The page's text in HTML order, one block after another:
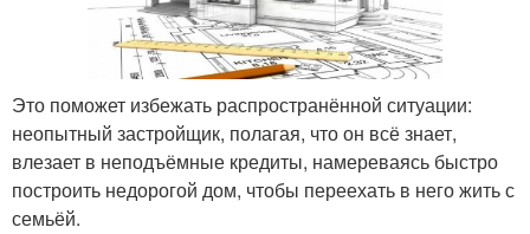
Это поможет избежать распространённой ситуации:
неопытный застройщик, полагая, что он всё знает,
влезает в неподъёмные кредиты, намереваясь быстро
построить недорогой дом, чтобы переехать в него жить с
семьёй.